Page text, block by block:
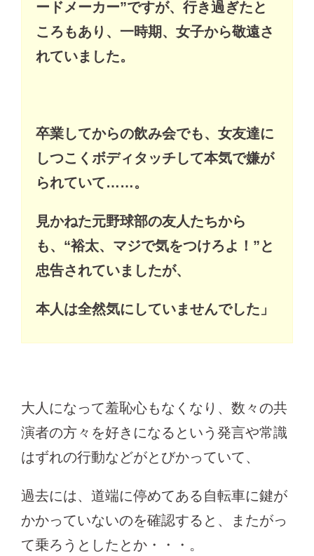
ードメーカー”ですが、行き過ぎたと
ころもあり、一時期、女子から敬遠さ
れていました。
卒業してからの飲み会でも、女友達に
しつこくボディタッチして本気で嫌が
られていて……。
見かねた元野球部の友人たちから
も、“裕太、マジで気をつけろよ！”と
忠告されていましたが、
本人は全然気にしていませんでした」
大人になって羞恥心もなくなり、数々の共
演者の方々を好きになるという発言や常識
はずれの行動などがとびかっていて、
過去には、道端に停めてある自転車に鍵が
かかっていないのを確認すると、またがっ
て乗ろうとしたとか・・・。